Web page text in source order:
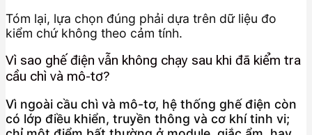
Tóm lại, lựa chọn đúng phải dựa trên dữ liệu đo
kiểm chứ không theo cảm tính.
Vì sao ghế điện vẫn không chạy sau khi đã kiểm tra
cầu chì và mô-tơ?
Vì ngoài cầu chì và mô-tơ, hệ thống ghế điện còn
có lớp điều khiển, truyền thông và cơ khí tinh vi;